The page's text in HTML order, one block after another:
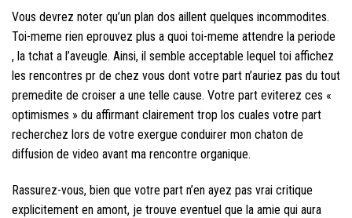
Vous devrez noter qu’un plan dos aillent quelques incommodites.
Toi-meme rien eprouvez plus a quoi toi-meme attendre la periode
, la tchat a l’aveugle. Ainsi, il semble acceptable lequel toi affichez
les rencontres pr de chez vous dont votre part n’auriez pas du tout
premedite de croiser a une telle cause. Votre part eviterez ces «
optimismes » du affirmant clairement trop los cuales votre part
recherchez lors de votre exergue conduirer mon chaton de
diffusion de video avant ma rencontre organique.
Rassurez-vous, bien que votre part n’en ayez pas vrai critique
explicitement en amont, je trouve eventuel que la amie qui aura